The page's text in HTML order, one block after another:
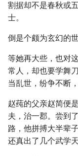
割据却不是春秋或
士。
倒是个颇为玄幻的
等她再大些，也对
常人，却也要学舞
当乱世，纷争不断
赵莼的父亲赵简便
夫，治一郡。尝到
路，他拼搏大半辈
还真出了几个武学